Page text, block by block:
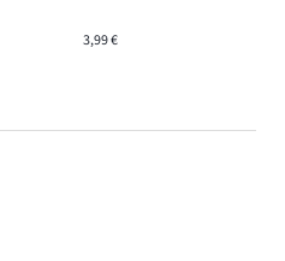
3,99 €